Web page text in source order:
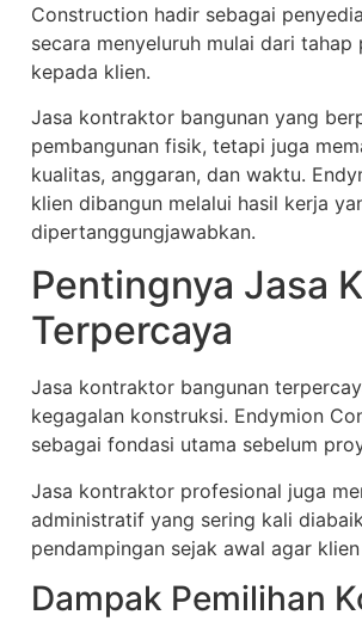
Construction hadir sebagai
secara menyeluruh mulai dari
kepada klien.
Jasa kontraktor bangunan yang
pembangunan fisik, tetapi juga
kualitas, anggaran, dan waktu.
klien dibangun melalui hasil kerja
dipertanggungjawabkan.
Pentingnya Jasa
Terpercaya
Jasa kontraktor bangunan
kegagalan konstruksi. Endymion
sebagai fondasi utama sebelum
Jasa kontraktor profesional juga
administratif yang sering kali
pendampingan sejak awal agar
Dampak Pemilihan